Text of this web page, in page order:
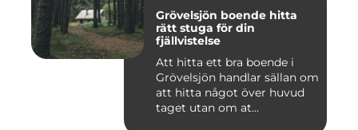
Grövelsjön boende hitta
rätt stuga för din
fjällvistelse
Att hitta ett bra boende i
Grövelsjön handlar sällan om
att hitta något över huvud
taget utan om at...